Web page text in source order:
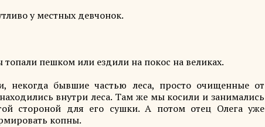
у местных девчонок.
пешком или ездили на покос на великах.
некогда бывшие частью леса, просто очищенные от
внутри леса. Там же мы косили и занимались
стороной для его сушки. А потом отец Олега уже
копны.